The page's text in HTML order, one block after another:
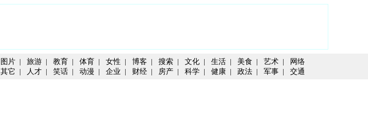
图片 | 旅游 | 教育 | 体育 | 女性 | 博客 | 搜索 | 文化 | 生活 | 美食 | 艺术 |
网络
其它 | 人才 | 笑话 | 动漫 | 企业 | 财经 | 房产 | 科学 | 健康 | 政法 | 军事 | 交通